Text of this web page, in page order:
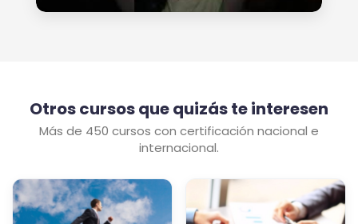
Otros cursos que quizás te interesen
Más de 450 cursos con certificación nacional e
internacional.